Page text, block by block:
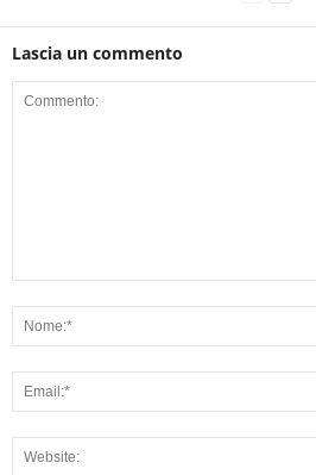
Lascia un commento